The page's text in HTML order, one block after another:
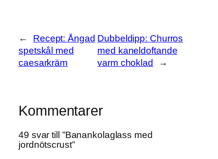
←
Recept: Ångad
spetskål med
caesarkräm
Dubbeldipp: Churros
med kaneldoftande
varm choklad
→
Kommentarer
49 svar till ”Banankolaglass med
jordnötscrust”